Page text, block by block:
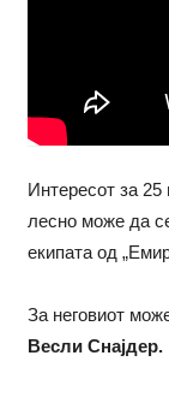
Интересот за 25
лесно може да
екипата од
За неговиот
Весли Снајдер.